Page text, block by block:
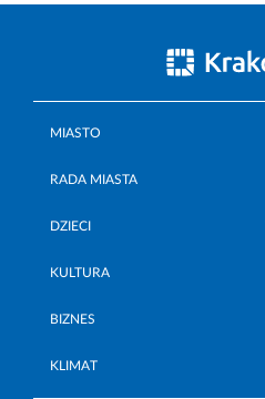
MIASTO
RADA MIASTA
DZIECI
KULTURA
BIZNES
KLIMAT